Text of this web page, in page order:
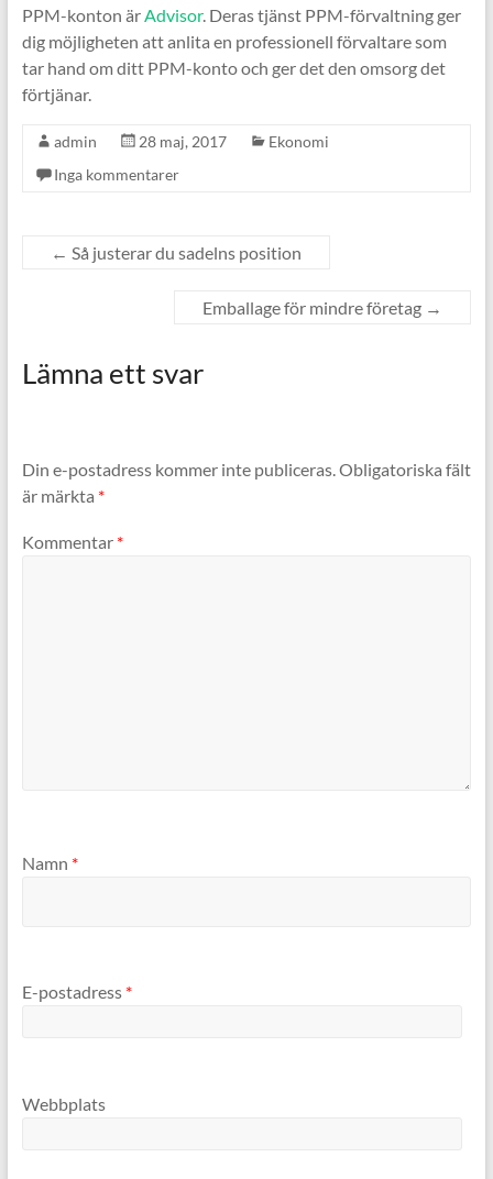
PPM-konton ärAdvisor. Deras tjänst PPM-förvaltning ger
dig möjligheten att anlita en professionell förvaltare som
tar hand om ditt PPM-konto och ger det den omsorg det
förtjänar.
admin 28 maj, 2017
Ekonomi
Inga kommentarer
← Så justerar du sadelns position
Emballage för mindre företag →
Lämna ett svar
Din e-postadress kommer inte publiceras.Obligatoriska fält
är märkta *
Kommentar *
Namn *
E-postadress *
Webbplats